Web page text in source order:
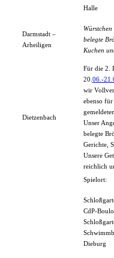
Halle
Darmstadt –
Arheiligen
Würstchen
belegte
Kuchen
Dietzenbach
Für die 2.
20. 06.-
wir
ebenso für
Unser
belegte
Gerichte,
Unsere
reichlich
Spielort:
CdP-
Dieburg